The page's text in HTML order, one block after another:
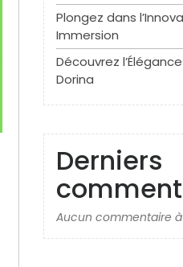
Plongez dans
Immersion
Découvrez
Dorina
Derniers
Aucun commentaire